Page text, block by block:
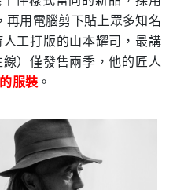
用電腦剪下貼上眾多知名
工打版的山本耀司，最講
）僅發售兩季，他的匠人
服裝 。